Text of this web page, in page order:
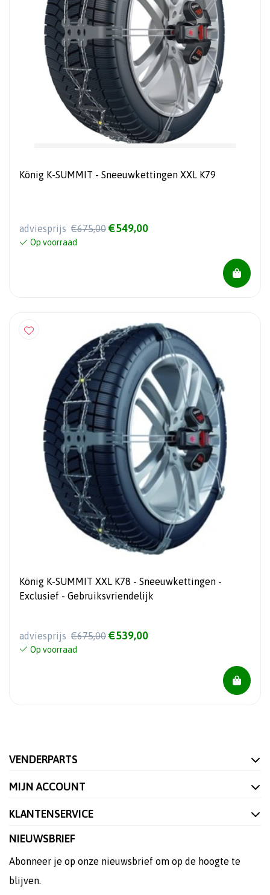
König K-SUMMIT - Sneeuwkettingen XXL K79
adviesprijs €675,00 €549,00
Op voorraad
König K-SUMMIT XXL K78 - Sneeuwkettingen -
Exclusief - Gebruiksvriendelijk
adviesprijs €675,00 €539,00
Op voorraad
VENDERPARTS
MIJN ACCOUNT
KLANTENSERVICE
NIEUWSBRIEF
Abonneer je op onze nieuwsbrief om op de hoogte te
blijven.